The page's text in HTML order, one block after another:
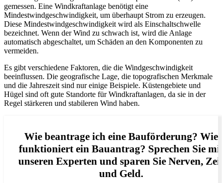
gemessen. Eine Windkraftanlage benötigt eine
Mindestwindgeschwindigkeit, um überhaupt Strom zu erzeugen.
Diese Mindestwindgeschwindigkeit wird als Einschaltschwelle
bezeichnet. Wenn der Wind zu schwach ist, wird die Anlage
automatisch abgeschaltet, um Schäden an den Komponenten zu
vermeiden.
Es gibt verschiedene Faktoren, die die Windgeschwindigkeit
beeinflussen. Die geografische Lage, die topografischen Merkmale
und die Jahreszeit sind nur einige Beispiele. Küstengebiete und
Hügel sind oft gute Standorte für Windkraftanlagen, da sie in der
Regel stärkeren und stabileren Wind haben.
Wie beantrage ich eine Bauförderung? Wie
funktioniert ein Bauantrag? Sprechen Sie
unseren Experten und sparen Sie Nerven,
und Geld.